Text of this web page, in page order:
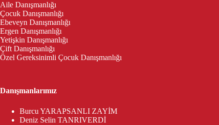
Aile Danışmanlığı
Çocuk Danışmanlığı
Ebeveyn Danışmanlığı
Ergen Danışmanlığı
Yetişkin Danışmanlığı
Çift Danışmanlığı
Özel Gereksinimli Çocuk Danışmanlığı
Danışmanlarımız
Burcu YARAPSANLI ZAYİM
Deniz Selin TANRIVERDİ